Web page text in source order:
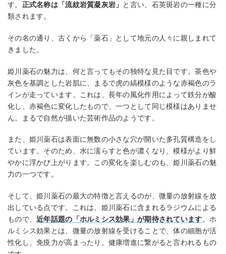
す。 正式名称は「流紋岩質凝灰岩」 と言い、石英斑岩の一種に分
類されます。
その名の通り、古くから「薬石」として地元の人々に親しまれて
きました。
姫川薬石の魅力は、何と言ってもその独特な見た目です。茶色や
灰色を基調とした岩肌に、まるで虎の縞模様のような赤褐色のラ
インが走っています。これは、長年の風化作用によって鉄分が酸
化し、赤褐色に変化したもので、一つとして同じ模様はありませ
ん。まるで自然が描いた芸術作品のようです。
また、姫川薬石は表面に無数の小さな穴が開いた多孔質構造をし
ています。そのため、水に濡らすと色が濃くなり、模様がより鮮
やかに浮かび上がります。この変化を楽しむのも、姫川薬石の魅
力の一つです。
そして、姫川薬石の最大の特徴と言えるのが、微量の放射線を放
出している点です。これは、姫川薬石に含まれるラジウムによる
もので、近年話題の「ホルミシス効果」が期待されています。ホ
ルミシス効果とは、微量の放射線を受けることで、体の細胞が活
性化し、免疫力が高まったり、健康増進に繋がると言われるもの